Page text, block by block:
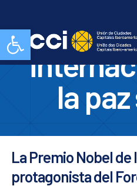
Abrir barra de herramientas
la
La Premio Nobel de
protagonista del